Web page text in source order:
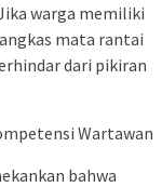
warga memiliki
mata rantai
dari pikiran
Wartawan
bahwa